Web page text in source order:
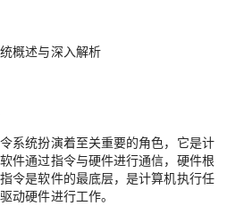
概述与深入解析
系统扮演着至关重要的角色，它是计
件通过指令与硬件进行通信，硬件根
令是软件的最底层，是计算机执行任
动硬件进行工作。